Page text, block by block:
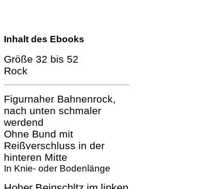
Inhalt des Ebooks
Größe 32 bis 52
Rock
Figurnaher Bahnenrock,
nach unten schmaler
werdend
Ohne Bund mit
Reißverschluss in der
hinteren Mitte
In Knie- oder Bodenlänge